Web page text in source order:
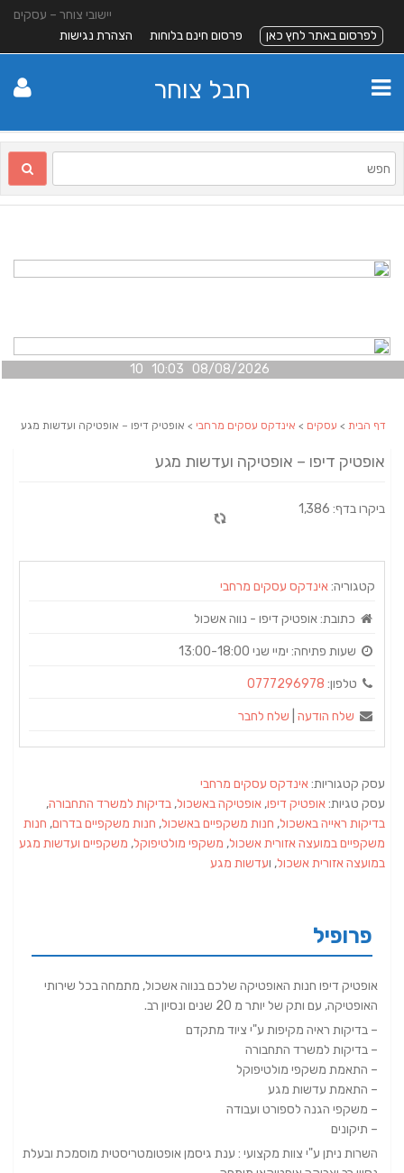
יישובי צוחר – עסקים
לפרסום באתר לחץ כאן
פרסום חינם בלוחות הצהרת נגישות
חבל צוחר
08/08/2026 10:03 10
דף הבית > עסקים > אינדקס עסקים מרחבי > אופטיק דיפו – אופטיקה ועדשות מגע
אופטיק דיפו – אופטיקה ועדשות מגע
ביקרו בדף: 1,386
קטגוריה:אינדקס עסקים מרחבי
כתובת:אופטיק דיפו - נווה אשכול
שעות פתיחה: ימיי שני 13:00-18:00
טלפון: 0777296978
שלח הודעה שלח לחבר
עסק קטגוריות:אינדקס עסקים מרחבי
עסק טגיות:אופטיק דיפו, אופטיקה באשכול, בדיקות למשרד התחבורה,
בדיקות ראייה באשכול, חנות משקפיים באשכול, חנות משקפיים בדרום, חנות
משקפיים במועצה אזורית אשכול, משקפי מולטיפוקל, משקפיים ועדשות מגע
במועצה אזורית אשכול, ועדשות מגע
פרופיל
אופטיק דיפו חנות האופטיקה שלכם בנווה אשכול, מתמחה בכל שירותי
האופטיקה, עם ותק של יותר מ 20 שנים ונסיון רב.
– בדיקות ראיה מקיפות ע"י ציוד מתקדם
– בדיקות למשרד התחבורה
– התאמת משקפי מולטיפוקל
– התאמת עדשות מגע
– משקפי הגנה לספורט ועבודה
– תיקונים
השרות ניתן ע"י צוות מקצועי : ענת גיסמן אופטומטריסטית מוסמכת ובעלת